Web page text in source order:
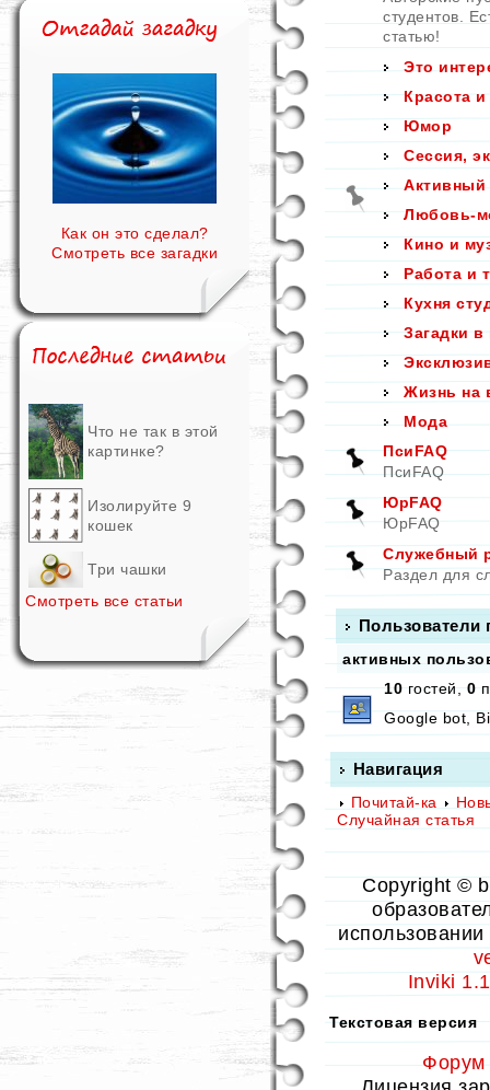
Как он это сделал?
Смотреть все загадки
Что не так в этой
картинке?
Изолируйте 9
кошек
Три чашки
Смотреть все статьи
студентов.
статью!
Это
Красота
Юмор
Сессия,
Активный
Любовь-
Кино и
Работа и
Кухня
Загадки в
Жизнь на
Мода
ПсиFAQ
ПсиFAQ
ЮрFAQ
ЮрFAQ
Служебный
Раздел для
Пользователи
активных
10гостей,0
Google bot,
Навигация
Почитай-ка
Случайная статья
Copyright ©
Inviki
Текстовая версия
Форум